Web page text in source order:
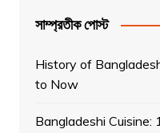
সাম্প্রতীক পোস্ট
History of
to Now
Bangladeshi Cuisine: